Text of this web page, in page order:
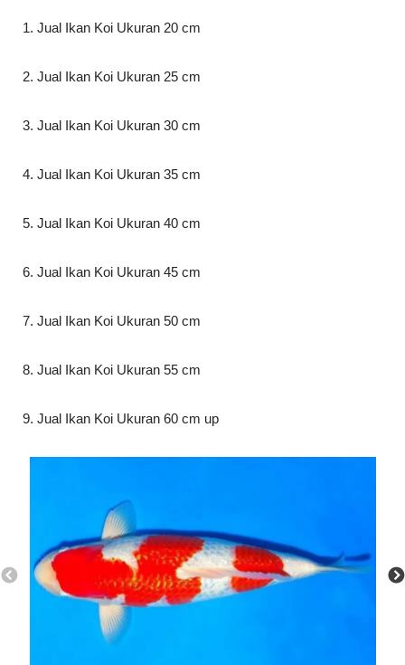
1. Jual Ikan Koi Ukuran 20 cm
2. Jual Ikan Koi Ukuran 25 cm
3. Jual Ikan Koi Ukuran 30 cm
4. Jual Ikan Koi Ukuran 35 cm
5. Jual Ikan Koi Ukuran 40 cm
6. Jual Ikan Koi Ukuran 45 cm
7. Jual Ikan Koi Ukuran 50 cm
8. Jual Ikan Koi Ukuran 55 cm
9. Jual Ikan Koi Ukuran 60 cm up